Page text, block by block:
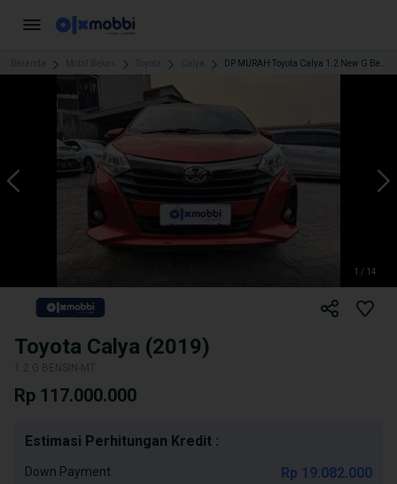
1 / 14
Toyota Calya (2019)
1.2 G BENSIN-MT
Rp 117.000.000
Estimasi Perhitungan Kredit :
Down Payment Rp 19.082.000